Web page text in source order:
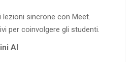
lezioni sincrone con Meet.
per coinvolgere gli studenti.
AI